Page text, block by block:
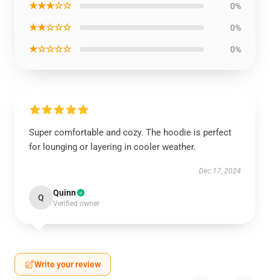
★★★☆☆ 0%
★★☆☆☆ 0%
★☆☆☆☆ 0%
Super comfortable and cozy. The hoodie is perfect
for lounging or layering in cooler weather.
Dec 17, 2024
Q Quinn
Verified owner
Write your review